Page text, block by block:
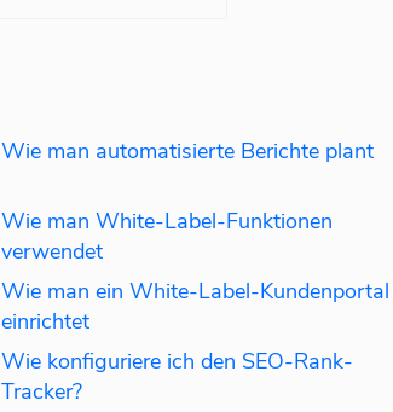
Wie man automatisierte Berichte plant
Wie man White-Label-Funktionen
verwendet
Wie man ein White-Label-Kundenportal
einrichtet
Wie konfiguriere ich den SEO-Rank-
Tracker?